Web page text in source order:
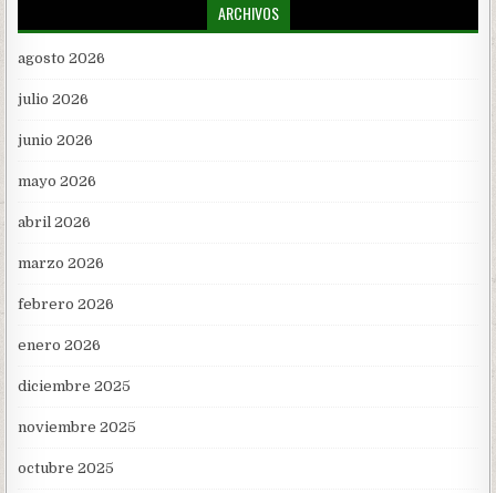
ARCHIVOS
agosto 2026
julio 2026
junio 2026
mayo 2026
abril 2026
marzo 2026
febrero 2026
enero 2026
diciembre 2025
noviembre 2025
octubre 2025